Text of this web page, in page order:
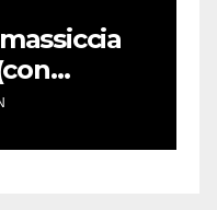
l’addio